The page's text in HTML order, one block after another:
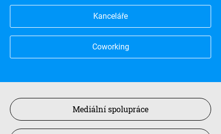
Kanceláře
Coworking
Mediální spolupráce